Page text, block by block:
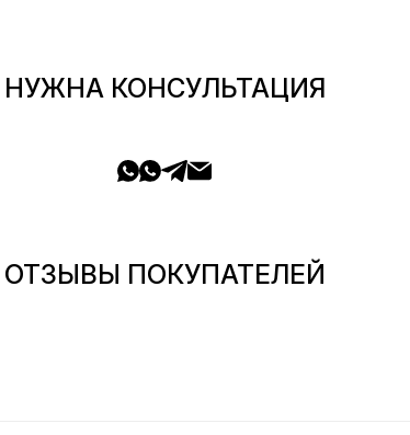
НУЖНА КОНСУЛЬТАЦИЯ
ОТЗЫВЫ ПОКУПАТЕЛЕЙ